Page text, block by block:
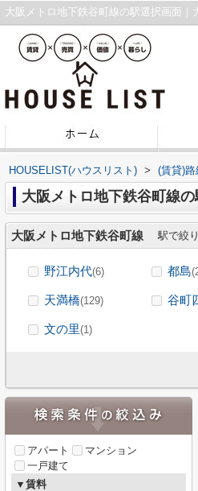
大阪メトロ地下鉄谷町線の駅選択画面｜
HOUSELIST(ハウスリスト) > (賃貸)
大阪メトロ地下鉄谷町線
大阪メトロ地下鉄谷町線 駅で絞
野江内代(6) 都島
天満橋(129) 谷町
文の里(1)
アパート
マンション
一戸建て
▼賃料